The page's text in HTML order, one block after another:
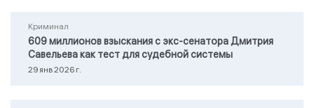
Криминал
609 миллионов взыскания с экс-сенатора Дмитрия
Савельева как тест для судебной системы
29 янв 2026 г.